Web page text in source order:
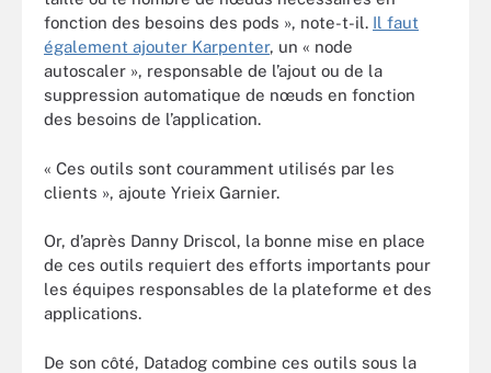
fonction des besoins des pods », note-t-il. Il faut
également ajouter Karpenter, un « node
autoscaler », responsable de l’ajout ou de la
suppression automatique de nœuds en fonction
des besoins de l’application.
« Ces outils sont couramment utilisés par les
clients », ajoute Yrieix Garnier.
Or, d’après Danny Driscol, la bonne mise en place
de ces outils requiert des efforts importants pour
les équipes responsables de la plateforme et des
applications.
De son côté, Datadog combine ces outils sous la